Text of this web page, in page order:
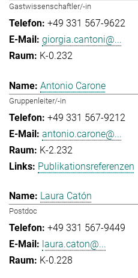
Gastwissenschaftler/-in
+49 331 567-9622
giorgia.cantoni@...
K-0.232
Antonio Carone
Gruppenleiter/-in
+49 331 567-9212
antonio.carone@...
K-2.232
Publikationsreferenzen
Laura Catón
Postdoc
+49 331 567-9449
laura.caton@...
K-0.228